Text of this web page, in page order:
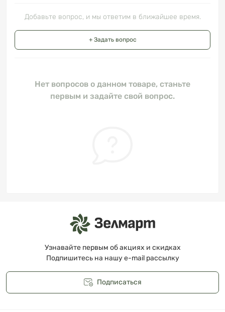
Добавьте вопрос, и мы ответим в ближайшее время.
+ Задать вопрос
Нет вопросов о данном товаре, станьте
первым и задайте свой вопрос.
Узнавайте первым об акциях и скидках
Подпишитесь на нашу e-mail рассылку
Подписаться